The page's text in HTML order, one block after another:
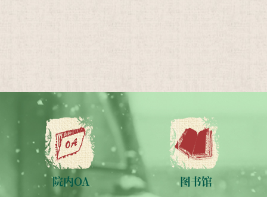
院内OA 图书馆